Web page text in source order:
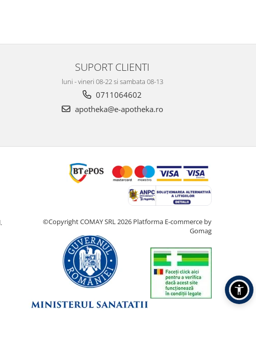
SUPORT CLIENTI
luni - vineri 08-22 si sambata 08-13
0711064602
apotheka@e-apotheka.ro
©Copyright COMAY SRL 2026 Platforma E-commerce by
Gomag